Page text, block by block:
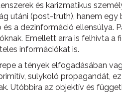
és karizmatikus
utáni (post-truth), hanem
a dezinformáció
Emellett arra is felhívta
információkat is.
a tények elfogadásában
sulykoló propagandát,
Utóbbira az objektív és